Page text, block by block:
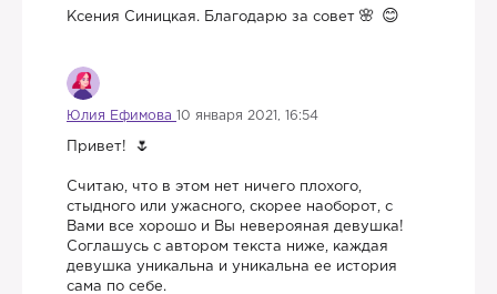
Ксения Синицкая. Благодарю за совет
Юлия Ефимова 10 января 2021, 16:54
Привет!
Считаю, что в этом нет ничего плохого,
стыдного или ужасного, скорее наоборот, с
Вами все хорошо и Вы неверояная девушка!
Соглашусь с автором текста ниже, каждая
девушка уникальна и уникальна ее история
сама по себе.